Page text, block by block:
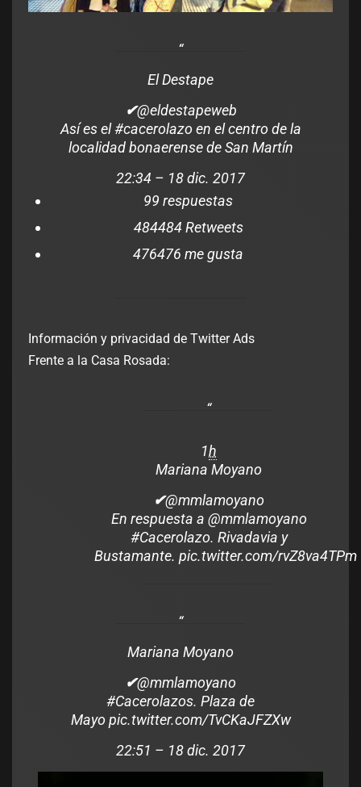
El Destape
✔@eldestapeweb
Así es el#cacerolazo en el centro de la
localidad bonaerense de San Martín
22:34 – 18 dic. 2017
99 respuestas
484484 Retweets
476476 me gusta
Información y privacidad de Twitter Ads
Frente a la Casa Rosada:
1h
Mariana Moyano
✔@mmlamoyano
En respuesta a @mmlamoyano
#Cacerolazo. Rivadavia y
Bustamante. pic.twitter.com/rvZ8va4TPm
Mariana Moyano
✔@mmlamoyano
#Cacerolazos. Plaza de
Mayo pic.twitter.com/TvCKaJFZXw
22:51 – 18 dic. 2017